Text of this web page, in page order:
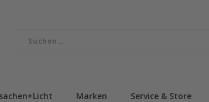
Marken Service & Store